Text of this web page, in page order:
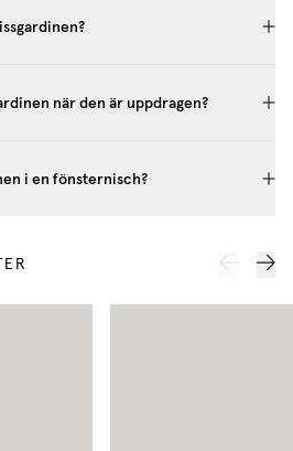
när den är uppdragen?
i en fönsternisch?